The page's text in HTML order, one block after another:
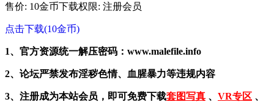
售价: 10金币下载权限: 注册会员
点击下载(10金币)
1、官方资源统一解压密码：www.malefile.info
2、论坛严禁发布淫秽色情、血腥暴力等违规内容
3、注册成为本站会员，即可免费下载套图写真 、 VR专区 、